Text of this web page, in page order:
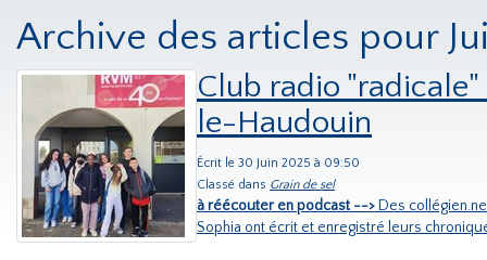
Archive des articles pour
Club radio
le-Haudouin
Écrit le 30 Juin 2025 à 09:50
Classé dans Grain de sel
à réécouter en podcast --> Des
Sophia ont écrit et enregistré leurs